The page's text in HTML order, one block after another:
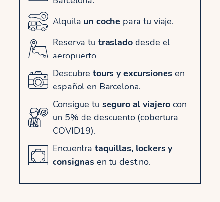
Alquila un coche para tu viaje.
Reserva tu traslado desde el
aeropuerto.
Descubre tours y excursiones en
español en Barcelona.
Consigue tu seguro al viajero con
un 5% de descuento (cobertura
COVID19).
Encuentra taquillas, lockers y
consignas en tu destino.